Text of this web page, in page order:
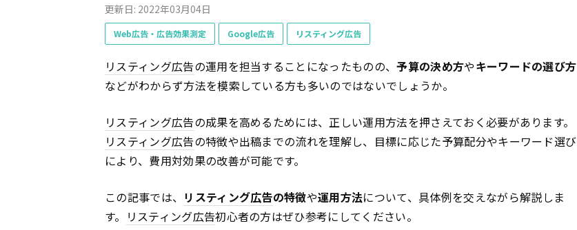
更新日: 2022年03月04日
Web広告・広告効果測定 Google広告 リスティング広告
リスティング広告の運用を担当することになったものの、予算の決め方やキーワードの選び方
などがわからず方法を模索している方も多いのではないでしょうか。
リスティング広告の成果を高めるためには、正しい運用方法を押さえておく必要があります。
リスティング広告の特徴や出稿までの流れを理解し、目標に応じた予算配分やキーワード選び
により、費用対効果の改善が可能です。
この記事では、 リスティング広告の特徴や運用方法について、具体例を交えながら解説しま
す。 リスティング広告初心者の方はぜひ参考にしてください。